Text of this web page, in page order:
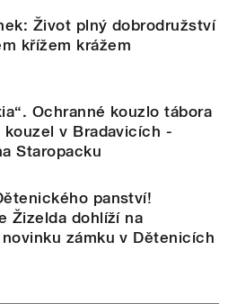
Život plný dobrodružství
křížem krážem
Ochranné kouzlo tábora
kouzel v Bradavicích -
Staropacku
panství!
Žizelda dohlíží na
zámku v Dětenicích